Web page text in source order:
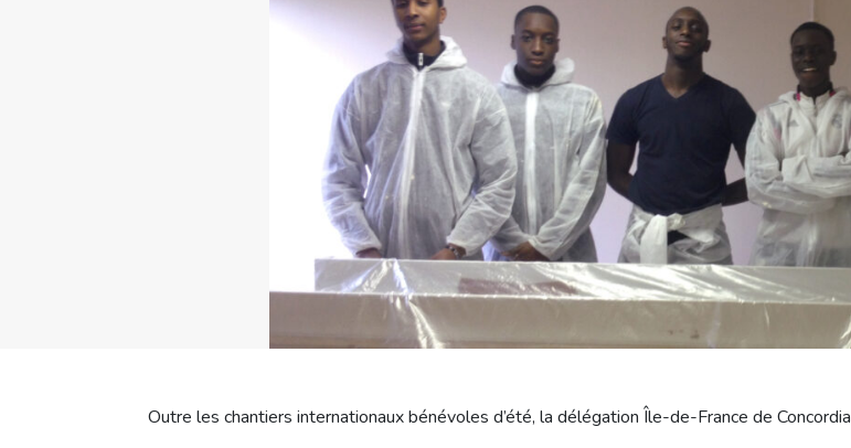
Outre les chantiers internationaux bénévoles d’été, la délégation Île-de-France de